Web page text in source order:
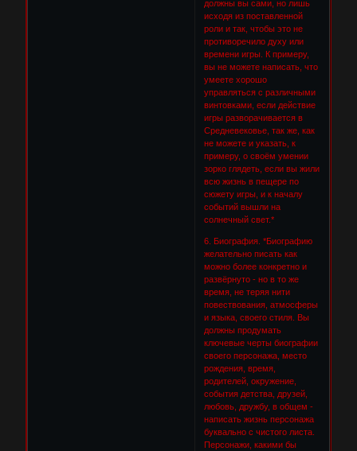
должны вы сами, но лишь
исходя из поставленной
роли и так, чтобы это не
противоречило духу или
времени игры. К примеру,
вы не можете написать, что
умеете хорошо
управляться с различными
винтовками, если действие
игры разворачивается в
Средневековье, так же, как
не можете и указать, к
примеру, о своём умении
зорко глядеть, если вы жили
всю жизнь в пещере по
сюжету игры, и к началу
событий вышли на
солнечный свет.*
6. Биография. *Биографию
желательно писать как
можно более конкретно и
развёрнуто - но в то же
время, не теряя нити
повествования, атмосферы
и языка, своего стиля. Вы
должны продумать
ключевые черты биографии
своего персонажа, место
рождения, время,
родителей, окружение,
события детства, друзей,
любовь, дружбу, в общем -
написать жизнь персонажа
буквально с чистого листа.
Персонажи, какими бы